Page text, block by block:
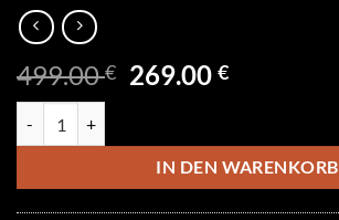
499.00€ Ursprünglicher
499.00 €
269.00€Aktueller
269.00 €.
IN DEN WARENKORB